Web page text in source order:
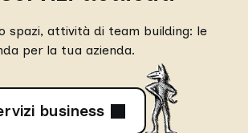
spazi, attività di team building: le
per la tua azienda.
business